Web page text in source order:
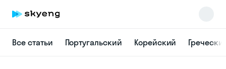
Все статьи Португальский Корейский